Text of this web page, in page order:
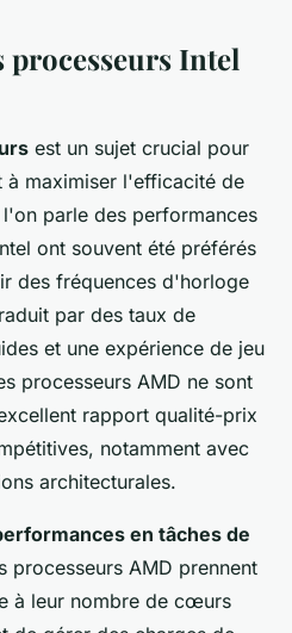
processeurs Intel
est un sujet crucial pour
à maximiser l'efficacité de
parle des performances
ont souvent été préférés
des fréquences d'horloge
par des taux de
et une expérience de jeu
processeurs AMD ne sont
rapport qualité-prix
notamment avec
architecturales.
en tâches de
processeurs AMD prennent
à leur nombre de cœurs